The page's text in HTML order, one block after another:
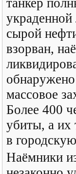
танкер
украденной
сырой
взорван,
массовое
Более 400
убиты, а их
в
Наёмники